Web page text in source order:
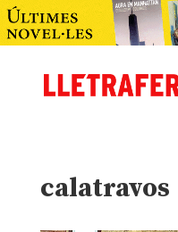
calatravos